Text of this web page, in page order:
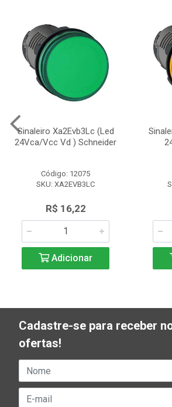
Sinaleiro Xa2Evb3Lc (Led
24Vca/Vcc Vd ) Schneider
Código: 12075
SKU: XA2EVB3LC
R$ 16,22
Adicionar
Cadastre-se para receber
ofertas!